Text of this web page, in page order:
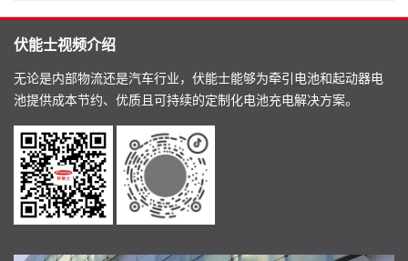
伏能士视频介绍
无论是内部物流还是汽车行业，伏能士能够为牵引电池和起动器电
池提供成本节约、优质且可持续的定制化电池充电解决方案。